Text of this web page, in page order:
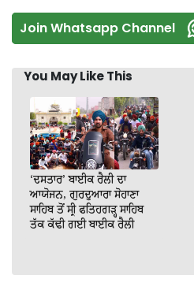
Join Whatsapp Channel
You May Like This
‘ਦਸਤਾਰ’ ਬਾਈਕ ਰੈਲੀ ਦਾ
ਆਯੋਜਨ, ਗੁਰਦੁਆਰਾ ਸੋਹਾਣਾ
ਸਾਹਿਬ ਤੋਂ ਸ੍ਰੀ ਫਤਿਹਗੜ੍ਹ ਸਾਹਿਬ
ਤੱਕ ਕੱਢੀ ਗਈ ਬਾਈਕ ਰੈਲੀ